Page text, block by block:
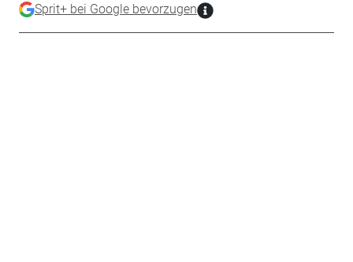
Sprit+ bei Google bevorzugen